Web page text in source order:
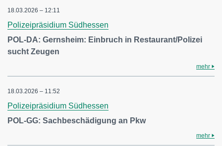
18.03.2026 – 12:11
Polizeipräsidium Südhessen
POL-DA: Gernsheim: Einbruch in Restaurant/Polizei
sucht Zeugen
mehr
18.03.2026 – 11:52
Polizeipräsidium Südhessen
POL-GG: Sachbeschädigung an Pkw
mehr